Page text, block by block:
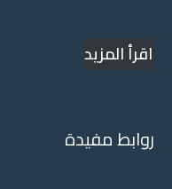
اقرأ المزيد
روابط مفيدة